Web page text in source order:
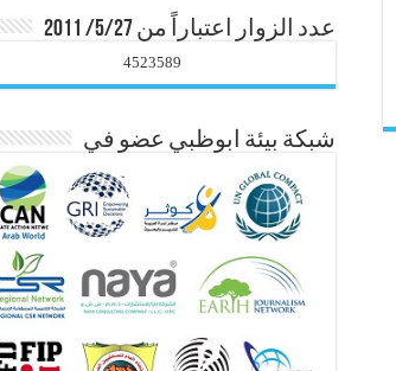
عدد الزوار اعتباراً من 5/27/ 2011
4523589
شبكة بيئة ابوظبي عضو في